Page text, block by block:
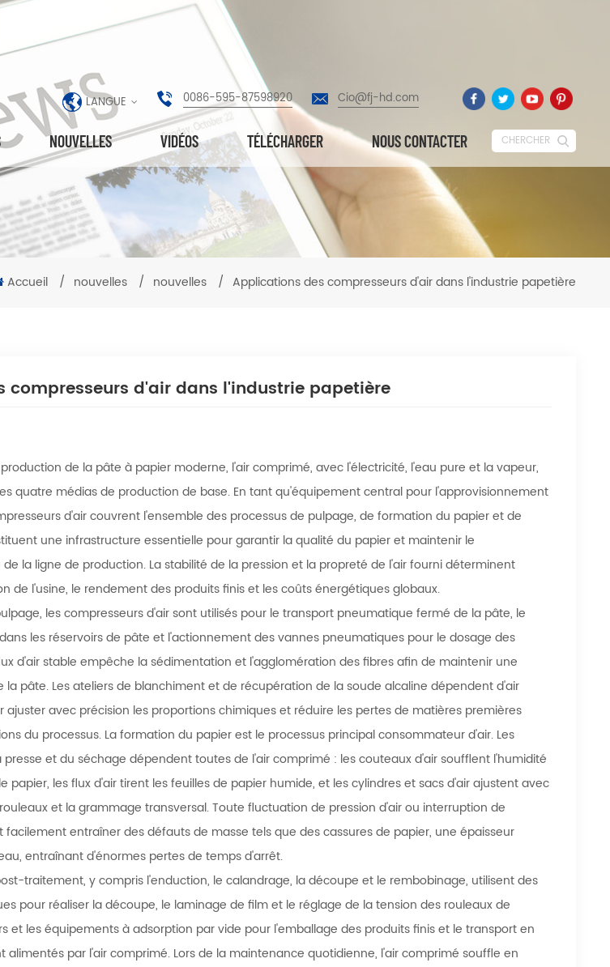
LANGUE 0086-595-87598920 Cio@fj-hd.com
NOUVELLES VIDÉOS TÉLÉCHARGER NOUS CONTACTER CHERCHER
Accueil / nouvelles / nouvelles / Applications des compresseurs d'air dans l'industrie papetière
compresseurs d'air dans l'industrie papetière
de la pâte à papier moderne, l'air comprimé, avec l'électricité, l'eau pure et la vapeur,
quatre médias de production de base. En tant qu'équipement central pour l'approvisionnement
d'air couvrent l'ensemble des processus de pulpage, de formation du papier et de
une infrastructure essentielle pour garantir la qualité du papier et maintenir le
la ligne de production. La stabilité de la pression et la propreté de l'air fourni déterminent
de l'usine, le rendement des produits finis et les coûts énergétiques globaux.
les compresseurs d'air sont utilisés pour le transport pneumatique fermé de la pâte, le
les réservoirs de pâte et l'actionnement des vannes pneumatiques pour le dosage des
d'air stable empêche la sédimentation et l'agglomération des fibres afin de maintenir une
pâte. Les ateliers de blanchiment et de récupération de la soude alcaline dépendent d'air
avec précision les proportions chimiques et réduire les pertes de matières premières
du processus. La formation du papier est le processus principal consommateur d'air. Les
presse et du séchage dépendent toutes de l'air comprimé : les couteaux d'air soufflent l'humidité
papier, les flux d'air tirent les feuilles de papier humide, et les cylindres et sacs d'air ajustent avec
et la grammage transversal. Toute fluctuation de pression d'air ou interruption de
entraîner des défauts de masse tels que des cassures de papier, une épaisseur
entraînant d'énormes pertes de temps d'arrêt.
traitement, y compris l'enduction, le calandrage, la découpe et le rembobinage, utilisent des
pour réaliser la découpe, le laminage de film et le réglage de la tension des rouleaux de
et les équipements à adsorption par vide pour l'emballage des produits finis et le transport en
par l'air comprimé. Lors de la maintenance quotidienne, l'air comprimé souffle en